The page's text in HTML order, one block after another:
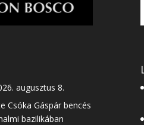
augusztus 8.
Csóka Gáspár bencés
bazilikában